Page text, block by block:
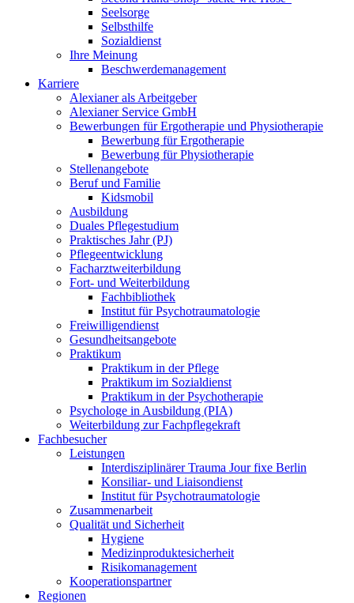
Seelsorge
Selbsthilfe
Sozialdienst
Ihre Meinung
Beschwerdemanagement
Karriere
Alexianer als Arbeitgeber
Alexianer Service GmbH
Bewerbungen für Ergotherapie und Physiotherapie
Bewerbung für Ergotherapie
Bewerbung für Physiotherapie
Stellenangebote
Beruf und Familie
Kidsmobil
Ausbildung
Duales Pflegestudium
Praktisches Jahr (PJ)
Pflegeentwicklung
Facharztweiterbildung
Fort- und Weiterbildung
Fachbibliothek
Institut für Psychotraumatologie
Freiwilligendienst
Gesundheitsangebote
Praktikum
Praktikum in der Pflege
Praktikum im Sozialdienst
Praktikum in der Psychotherapie
Psychologe in Ausbildung (PIA)
Weiterbildung zur Fachpflegekraft
Fachbesucher
Leistungen
Interdisziplinärer Trauma Jour fixe Berlin
Konsiliar- und Liaisondienst
Institut für Psychotraumatologie
Zusammenarbeit
Qualität und Sicherheit
Hygiene
Medizinproduktesicherheit
Risikomanagement
Kooperationspartner
Regionen